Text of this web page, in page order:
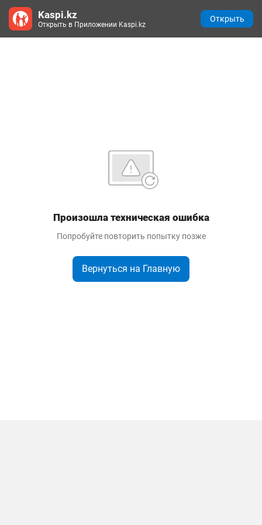
Произошла техническая ошибка
Попробуйте повторить попытку позже
Вернуться на Главную
Kaspi.kz
Открыть в Приложении Kaspi.kz
Открыть